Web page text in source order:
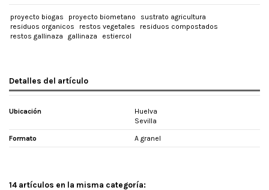
proyecto biogas proyecto biometano
sustrato agricultura
residuos organicos
restos vegetales
residuos compostados
restos gallinaza
gallinaza estiercol
Detalles del artículo
Ubicación
Huelva
Sevilla
Formato A granel
14 artículos en la misma categoría: